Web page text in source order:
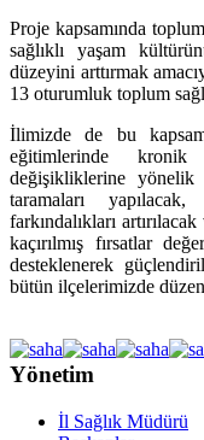
Proje kapsamında
sağlıklı yaşam
düzeyini arttırmak
13 oturumluk toplum
İlimizde de bu
eğitimlerinde kronik
değişikliklerine yönelik
taramaları
farkındalıkları
kaçırılmış fırsatlar
desteklenerek
bütün ilçelerimizde
Yönetim
İl Sağlık Müdürü